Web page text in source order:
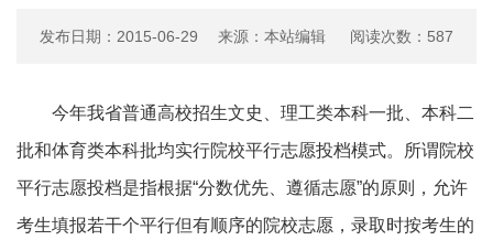
发布日期：2015-06-29 来源：本站编辑 阅读次数： 587
今年我省普通高校招生文史、理工类本科一批、本科二
批和体育类本科批均实行院校平行志愿投档模式。所谓院校
平行志愿投档是指根据“分数优先、遵循志愿”的原则，允许
考生填报若干个平行但有顺序的院校志愿，录取时按考生的